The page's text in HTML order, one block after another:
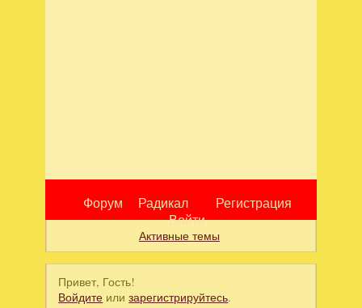
Форум Радикал
Регистрация
Войти
Активные темы
Привет, Гость!
Войдите илизарегистрируйтесь.